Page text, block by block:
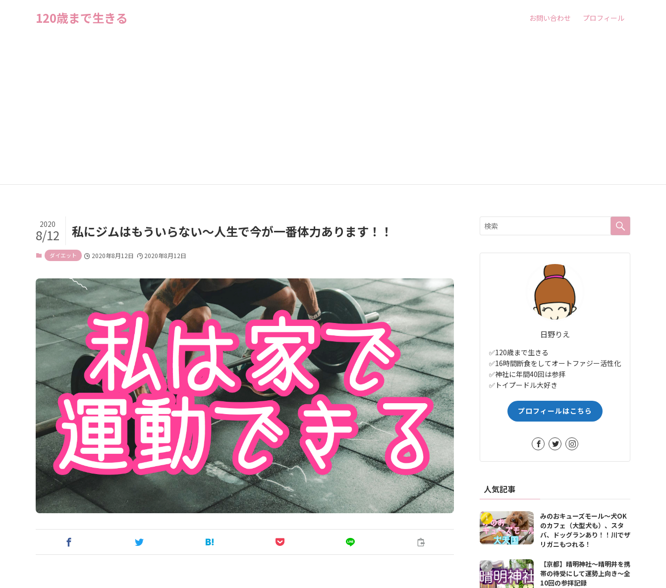
120歳まで生きる お問い合わせ プロフィール
私にジムはもういらない〜人生で今が一番体力あります！！
2020
8/12
ダイエット 2020年8月12日 2020年8月12日
日野りえ
✅120歳まで生きる
✅16時間断食をしてオートファジー活性化
✅神社に年間40回は参拝
✅トイプードル大好き
プロフィールはこちら
人気記事
みのおキューズモール〜犬OK
のカフェ（大型犬も）、スタ
バ、ドッグランあり！！川でザ
リガニもつれる！
【京都】晴明神社〜晴明井を携
帯の待受にして運勢上向き〜全
10回の参拝記録